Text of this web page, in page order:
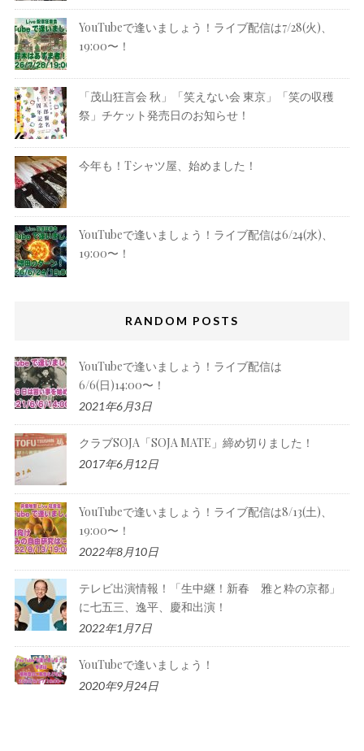
YouTubeで逢いましょう！ライブ配信は7/28(火)、
19:00〜！
「茂山狂言会 秋」「笑えない会 東京」「笑の収穫
祭」チケット発売日のお知らせ！
今年も！Tシャツ屋、始めました！
YouTubeで逢いましょう！ライブ配信は6/24(水)、
19:00〜！
RANDOM POSTS
YouTubeで逢いましょう！ライブ配信は
6/6(日)14:00〜！
2021年6月3日
クラブSOJA「SOJA MATE」締め切りました！
2017年6月12日
YouTubeで逢いましょう！ライブ配信は8/13(土)、
19:00〜！
2022年8月10日
テレビ出演情報！「生中継！新春 雅と粋の京都」
に七五三、逸平、慶和出演！
2022年1月7日
YouTubeで逢いましょう！
2020年9月24日